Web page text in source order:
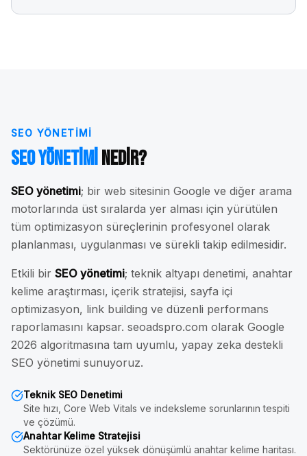
SEO YÖNETIMI
SEO YönetimiNedir?
SEO yönetimi; bir web sitesinin Google ve diğer arama
motorlarında üst sıralarda yer alması için yürütülen
tüm optimizasyon süreçlerinin profesyonel olarak
planlanması, uygulanması ve sürekli takip edilmesidir.
Etkili bir SEO yönetimi; teknik altyapı denetimi, anahtar
kelime araştırması, içerik stratejisi, sayfa içi
optimizasyon, link building ve düzenli performans
raporlamasını kapsar. seoadspro.com olarak Google
2026 algoritmasına tam uyumlu, yapay zeka destekli
SEO yönetimi sunuyoruz.
Teknik SEO Denetimi
Site hızı, Core Web Vitals ve indeksleme sorunlarının tespiti
ve çözümü.
Anahtar Kelime Stratejisi
Sektörünüze özel yüksek dönüşümlü anahtar kelime haritası.